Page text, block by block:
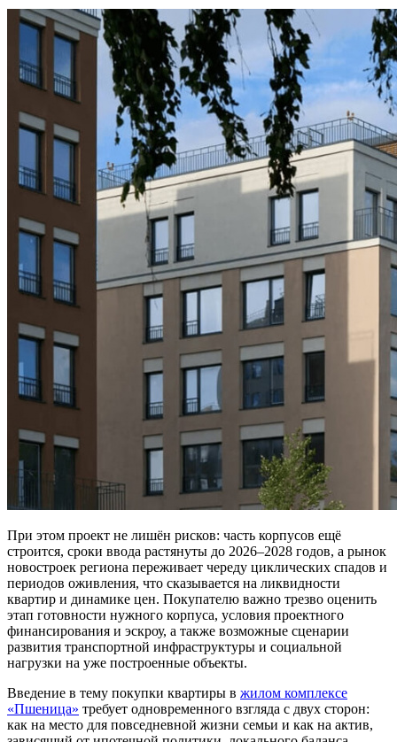
При этом проект не лишён рисков: часть корпусов ещё
строится, сроки ввода растянуты до 2026–2028 годов, а рынок
новостроек региона переживает череду циклических спадов и
периодов оживления, что сказывается на ликвидности
квартир и динамике цен. Покупателю важно трезво оценить
этап готовности нужного корпуса, условия проектного
финансирования и эскроу, а также возможные сценарии
развития транспортной инфраструктуры и социальной
нагрузки на уже построенные объекты.
Введение в тему покупки квартиры в жилом комплексе
«Пшеница» требует одновременного взгляда с двух сторон:
как на место для повседневной жизни семьи и как на актив,